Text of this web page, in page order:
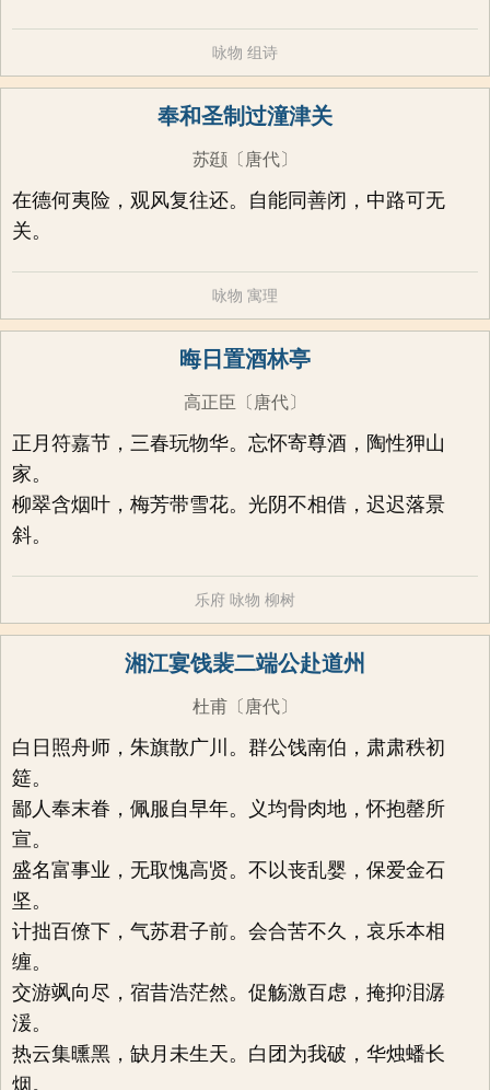
咏物 组诗
奉和圣制过潼津关
苏颋 〔唐代〕
在德何夷险，观风复往还。自能同善闭，中路可无
关。
咏物 寓理
晦日置酒林亭
高正臣 〔唐代〕
正月符嘉节，三春玩物华。忘怀寄尊酒，陶性狎山
家。
柳翠含烟叶，梅芳带雪花。光阴不相借，迟迟落景
斜。
乐府 咏物 柳树
湘江宴饯裴二端公赴道州
杜甫 〔唐代〕
白日照舟师，朱旗散广川。群公饯南伯，肃肃秩初
筵。
鄙人奉末眷，佩服自早年。义均骨肉地，怀抱罄所
宣。
盛名富事业，无取愧高贤。不以丧乱婴，保爱金石
坚。
计拙百僚下，气苏君子前。会合苦不久，哀乐本相
缠。
交游飒向尽，宿昔浩茫然。促觞激百虑，掩抑泪潺
湲。
热云集曛黑，缺月未生天。白团为我破，华烛蟠长
烟。